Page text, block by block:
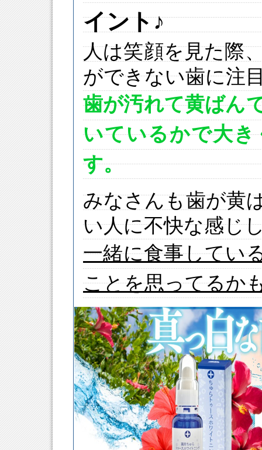
イント♪
人は笑顔を見た際
ができない歯に注
歯が汚れて黄ばん
いているかで大
す。
みなさんも歯が黄
い人に不快な感じ
一緒に食事してい
ことを思ってるか